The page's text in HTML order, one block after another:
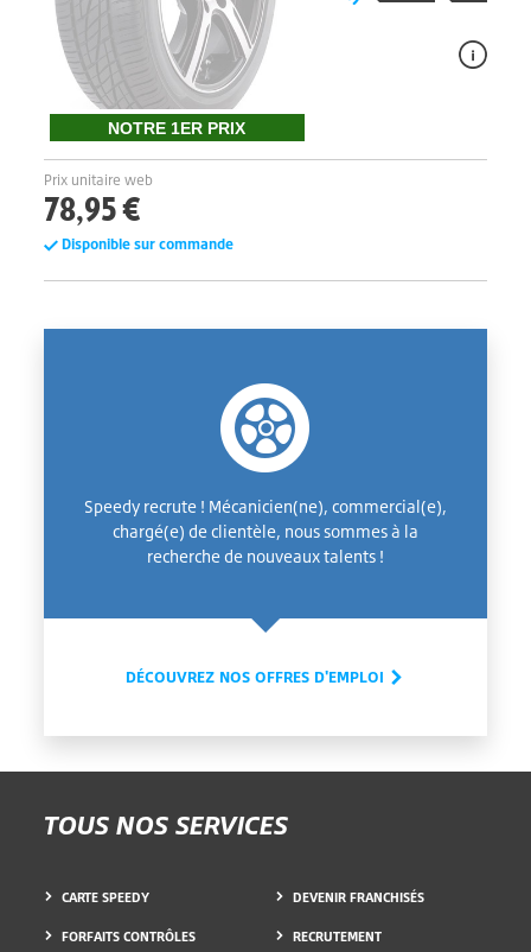
NOTRE 1ER PRIX
Prix unitaire web
78,95 €
Disponible sur commande
Speedy recrute ! Mécanicien(ne), commercial(e),
chargé(e) de clientèle, nous sommes à la
recherche de nouveaux talents !
DÉCOUVREZ NOS OFFRES D'EMPLOI
TOUS NOS SERVICES
CARTE SPEEDY
FORFAITS CONTRÔLES
DEVENIR FRANCHISÉS
RECRUTEMENT